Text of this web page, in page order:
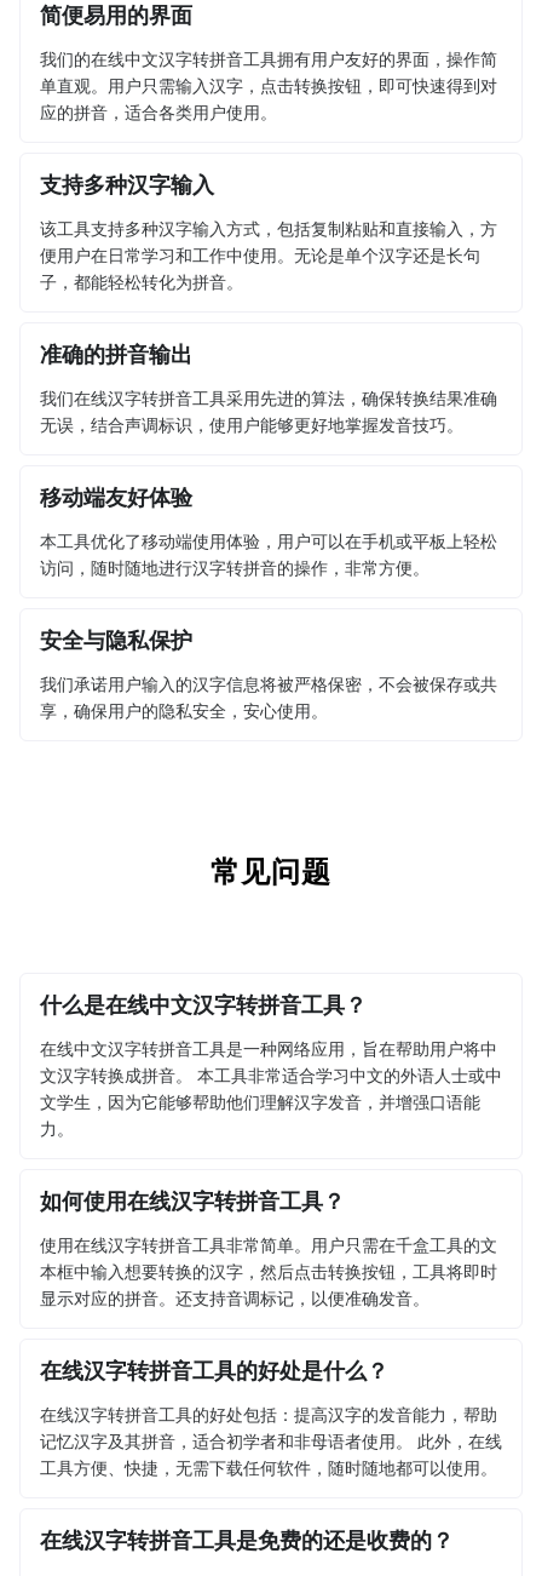
简便易用的界面
我们的在线中文汉字转拼音工具拥有用户友好的界面，操作简
单直观。用户只需输入汉字，点击转换按钮，即可快速得到对
应的拼音，适合各类用户使用。
支持多种汉字输入
该工具支持多种汉字输入方式，包括复制粘贴和直接输入，方
便用户在日常学习和工作中使用。无论是单个汉字还是长句
子，都能轻松转化为拼音。
准确的拼音输出
我们在线汉字转拼音工具采用先进的算法，确保转换结果准确
无误，结合声调标识，使用户能够更好地掌握发音技巧。
移动端友好体验
本工具优化了移动端使用体验，用户可以在手机或平板上轻松
访问，随时随地进行汉字转拼音的操作，非常方便。
安全与隐私保护
我们承诺用户输入的汉字信息将被严格保密，不会被保存或共
享，确保用户的隐私安全，安心使用。
常见问题
什么是在线中文汉字转拼音工具？
在线中文汉字转拼音工具是一种网络应用，旨在帮助用户将中
文汉字转换成拼音。 本工具非常适合学习中文的外语人士或中
文学生，因为它能够帮助他们理解汉字发音，并增强口语能
力。
如何使用在线汉字转拼音工具？
使用在线汉字转拼音工具非常简单。用户只需在千盒工具的文
本框中输入想要转换的汉字，然后点击转换按钮，工具将即时
显示对应的拼音。还支持音调标记，以便准确发音。
在线汉字转拼音工具的好处是什么？
在线汉字转拼音工具的好处包括：提高汉字的发音能力，帮助
记忆汉字及其拼音，适合初学者和非母语者使用。 此外，在线
工具方便、快捷，无需下载任何软件，随时随地都可以使用。
在线汉字转拼音工具是免费的还是收费的？